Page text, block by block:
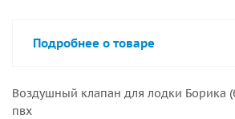
Подробнее о товаре
Воздушный клапан для лодки Борика
пвх